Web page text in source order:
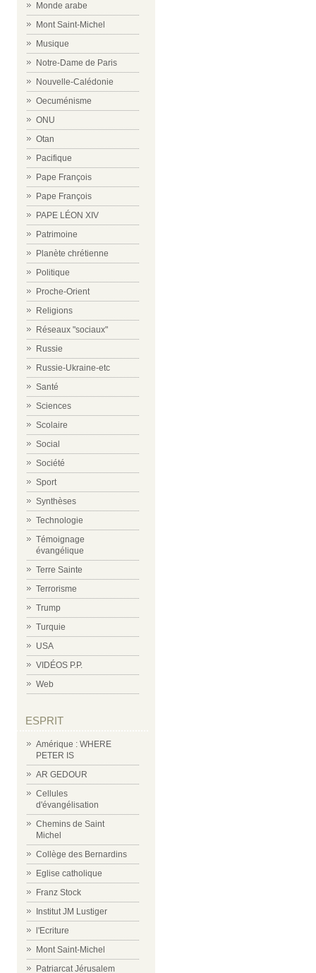
Monde arabe
Mont Saint-Michel
Musique
Notre-Dame de Paris
Nouvelle-Calédonie
Oecuménisme
ONU
Otan
Pacifique
Pape François
Pape François
PAPE LÉON XIV
Patrimoine
Planète chrétienne
Politique
Proche-Orient
Religions
Réseaux "sociaux"
Russie
Russie-Ukraine-etc
Santé
Sciences
Scolaire
Social
Société
Sport
Synthèses
Technologie
Témoignage
évangélique
Terre Sainte
Terrorisme
Trump
Turquie
USA
VIDÉOS P.P.
Web
ESPRIT
Amérique : WHERE
PETER IS
AR GEDOUR
Cellules
d'évangélisation
Chemins de Saint
Michel
Collège des Bernardins
Eglise catholique
Franz Stock
Institut JM Lustiger
l'Ecriture
Mont Saint-Michel
Patriarcat Jérusalem